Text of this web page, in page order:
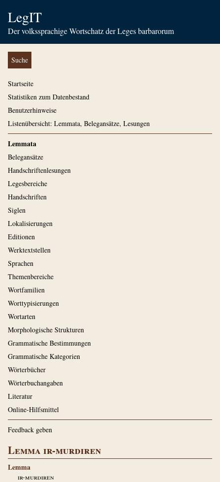
LegIT
Der volkssprachige Wortschatz der Leges barbarorum
Suche
Startseite
Statistiken zum Datenbestand
Benutzerhinweise
Listenübersicht: Lemmata, Belegansätze, Lesungen
Lemmata
Belegansätze
Handschriftenlesungen
Legesbereiche
Handschriften
Siglen
Lokalisierungen
Editionen
Werktextstellen
Sprachen
Themenbereiche
Wortfamilien
Worttypisierungen
Wortarten
Morphologische Strukturen
Grammatische Bestimmungen
Grammatische Kategorien
Wörterbücher
Wörterbuchangaben
Literatur
Online-Hilfsmittel
Feedback geben
Lemma ir-murdiren
Lemma
ir-murdiren